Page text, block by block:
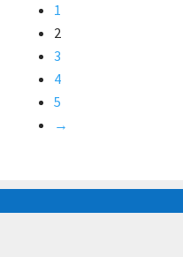
1
2
3
4
5
→